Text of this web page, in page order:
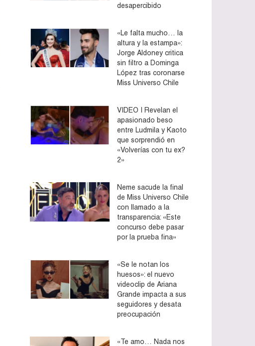
desapercibido
«Le falta mucho… la
altura y la estampa»:
Jorge Aldoney critica
sin filtro a Dominga
López tras coronarse
Miss Universo Chile
VIDEO | Revelan el
apasionado beso
entre Ludmila y Kaoto
que sorprendió en
«Volverías con tu ex?
2»
Neme sacude la final
de Miss Universo Chile
con llamado a la
transparencia: «Este
concurso debe pasar
por la prueba fina»
«Se le notan los
huesos»: el nuevo
videoclip de Ariana
Grande impacta a sus
seguidores y desata
preocupación
«Te amo… Nada nos